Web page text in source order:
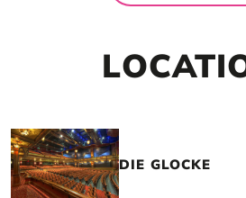
DIE GLOCKE